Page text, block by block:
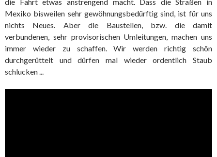
Mexiko bisweilen sehr gewöhnungsbedürftig sind, ist für uns
nichts Neues. Aber die Baustellen, bzw. die damit
verbundenen, sehr provisorischen Umleitungen, machen uns
immer wieder zu schaffen. Wir werden richtig schön
durchgerüttelt und dürfen mal wieder ordentlich Staub
schlucken ...